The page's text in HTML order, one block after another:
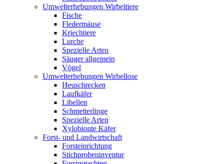
Umwelterhebungen Wirbeltiere
Fische
Fledermäuse
Kriechtiere
Lurche
Spezielle Arten
Säuger allgemein
Vögel
Umwelterhebungen Wirbellose
Heuschrecken
Laufkäfer
Libellen
Schmetterlinge
Spezielle Arten
Xylobionte Käfer
Forst- und Landwirtschaft
Forsteinrichtung
Stichprobeninventur